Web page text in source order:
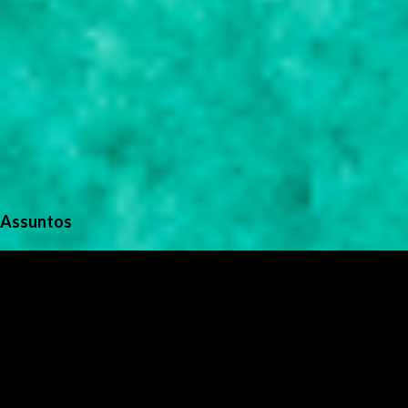
Assuntos